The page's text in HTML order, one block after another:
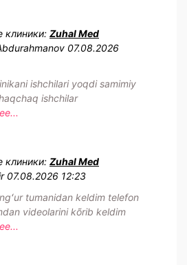
клиники: Zuhal Med
07.08.2026
ishchilari yoqdi samimiy
ishchilar
клиники: Zuhal Med
07.08.2026 12:23
tumanidan keldim telefon
videolarini kõrib keldim